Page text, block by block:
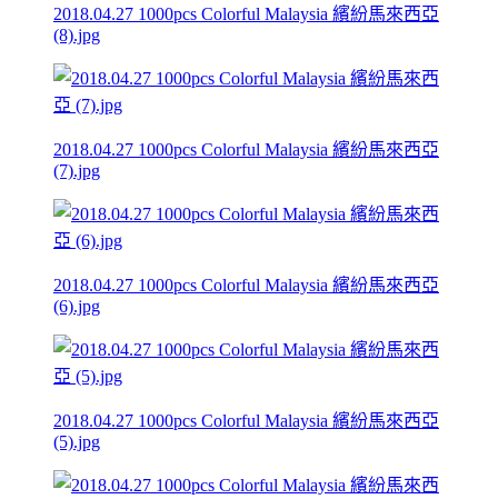
2018.04.27 1000pcs Colorful Malaysia 繽紛馬來西亞
(8).jpg
2018.04.27 1000pcs Colorful Malaysia 繽紛馬來西亞
(7).jpg
2018.04.27 1000pcs Colorful Malaysia 繽紛馬來西亞
(6).jpg
2018.04.27 1000pcs Colorful Malaysia 繽紛馬來西亞
(5).jpg